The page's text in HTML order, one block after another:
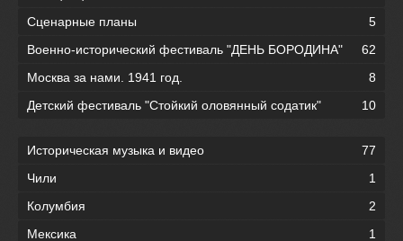
Сценарные планы
5
Военно-исторический фестиваль "ДЕНЬ БОРОДИНА"
62
Москва за нами. 1941 год.
8
Детский фестиваль "Стойкий оловянный содатик"
10
Историческая музыка и видео
77
Чили
1
Колумбия
2
Мексика
1